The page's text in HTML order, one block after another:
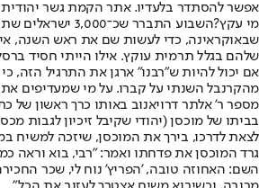
אפשר להסתדר בלעדיו. אתר הקמת גשר יהודית
מי עקץ?
השבוע התברר
שבאוקראינה, כדי לעשות שם את ראש השנה,
שלהם בגלל תרמית עוקץ. אילו הייתי חסיד
אם יכול להיות ש"רבנו" ארגן את התרגיל הזה,
מהקרנבל השנתי על קברו. על מי שמעדיפים את
מספר ר' אלתר דרויאנוב באותו כרך ראשון של
בביתו של מוכסן (יהודי שקיבל זיכיון לגבות
לצאת לדרכו, בירך את המוכסן, שיזכה למשיח
גרד המוכסן את פדחתו ואמר: "רבי, בוא וראה
השם: האחוזה טובה, 'הפריץ' נוח לי, שכר